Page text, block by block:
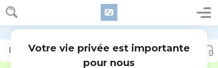
Psaumes 116
J'accomplirai mes voeux envers l'Éternel, En présence de
tout son peuple.
15 Elle a du prix aux yeux de l'Éternel, La mort de ceux qui
l'aiment.
16
Écoute-moi, ô Éternel ! car je suis ton serviteur, Ton
serviteur, fils de ta servante. Tu as détaché mes liens.
Votre vie privée est importante
pour nous